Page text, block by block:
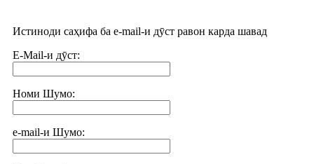
Истиноди саҳифа ба e-mail-и дӯст равон карда шавад
E-Mail-и дӯст:
Номи Шумо:
e-mail-и Шумо: